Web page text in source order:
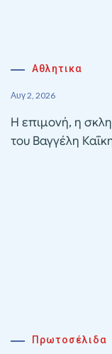
Αθλητικα
Αυγ 2, 2026
Η επιμονή, η
του Βαγγέλη
Πρωτοσέλιδα